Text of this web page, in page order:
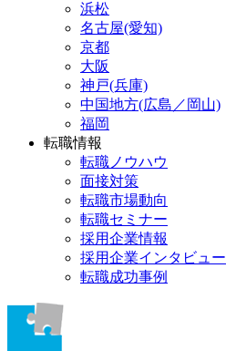
浜松
名古屋(愛知)
京都
大阪
神戸(兵庫)
中国地方(広島／岡山)
福岡
転職情報
転職ノウハウ
面接対策
転職市場動向
転職セミナー
採用企業情報
採用企業インタビュー
転職成功事例